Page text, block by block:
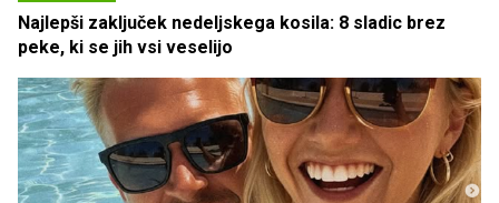
Najlepši zaključek nedeljskega kosila: 8 sladic brez
peke, ki se jih vsi veselijo